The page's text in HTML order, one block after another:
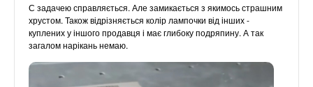
С задачею справляється. Але замикається з якимось страшним
хрустом. Також відрізняється колір лампочки від інших -
куплених у іншого продавця і має глибоку подряпину. А так
загалом нарікань немаю.